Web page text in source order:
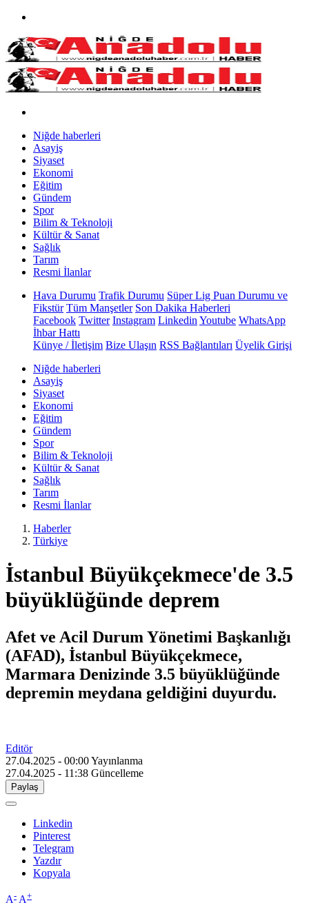
Niğde haberleri
Asayiş
Siyaset
Ekonomi
Eğitim
Gündem
Spor
Bilim & Teknoloji
Kültür & Sanat
Sağlık
Tarım
Resmi İlanlar
Hava Durumu Trafik Durumu Süper Lig Puan Durumu ve
Fikstür Tüm Manşetler Son Dakika Haberleri
Facebook Twitter Instagram Linkedin Youtube WhatsApp
İhbar Hattı
Künye / İletişim Bize Ulaşın RSS Bağlantıları Üyelik Girişi
Niğde haberleri
Asayiş
Siyaset
Ekonomi
Eğitim
Gündem
Spor
Bilim & Teknoloji
Kültür & Sanat
Sağlık
Tarım
Resmi İlanlar
Haberler
Türkiye
İstanbul Büyükçekmece'de 3.5
büyüklüğünde deprem
Afet ve Acil Durum Yönetimi Başkanlığı
(AFAD), İstanbul Büyükçekmece,
Marmara Denizinde 3.5 büyüklüğünde
depremin meydana geldiğini duyurdu.
Editör
27.04.2025 - 00:00Yayınlanma
27.04.2025 - 11:38 Güncelleme
Paylaş
Linkedin
Pinterest
Telegram
Yazdır
Kopyala
A- A+